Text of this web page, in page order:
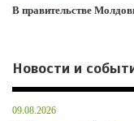
В правительстве
Новости и
09.08.2026